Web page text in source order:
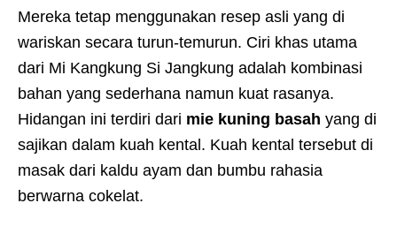
Mereka tetap menggunakan resep asli yang di
wariskan secara turun-temurun. Ciri khas utama
dari Mi Kangkung Si Jangkung adalah kombinasi
bahan yang sederhana namun kuat rasanya.
Hidangan ini terdiri dari mie kuning basah yang di
sajikan dalam kuah kental. Kuah kental tersebut di
masak dari kaldu ayam dan bumbu rahasia
berwarna cokelat.